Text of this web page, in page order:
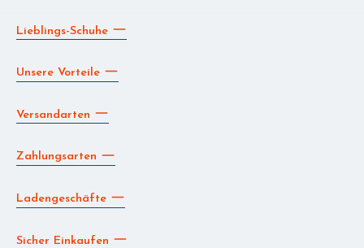
Lieblings-Schuhe
Unsere Vorteile
Versandarten
Zahlungsarten
Ladengeschäfte
Sicher Einkaufen